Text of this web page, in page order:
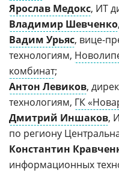
Ярослав Медокс, ИТ
Владимир Шевченко
Вадим Урьяс, вице-
технологиям,
комбинат;
Антон Левиков,
технологиям, ГК
Дмитрий Иншаков,
по региону
Константин
информационных